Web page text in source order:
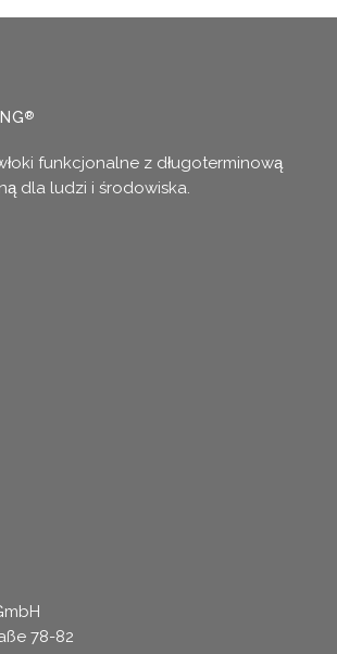
®
funkcjonalne z długoterminową
dla ludzi i środowiska.
78-82